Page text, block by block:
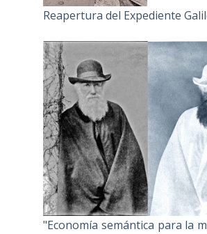
Reapertura del Expediente
"Economía semántica para la